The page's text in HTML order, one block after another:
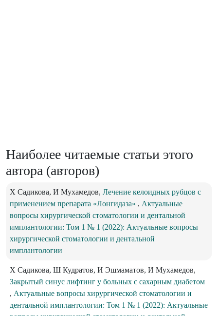
Наиболее читаемые статьи этого
автора (авторов)
Х Садикова, И Мухамедов, Лечение келоидных рубцов с
применением препарата «Лонгидаза» , Актуальные
вопросы хирургической стоматологии и дентальной
имплантологии: Том 1 № 1 (2022): Актуальные вопросы
хирургической стоматологии и дентальной
имплантологии
Х Садикова, Ш Кудратов, И Эшмаматов, И Мухамедов,
Закрытый синус лифтинг у больных с сахарным диабетом
, Актуальные вопросы хирургической стоматологии и
дентальной имплантологии: Том 1 № 1 (2022): Актуальные